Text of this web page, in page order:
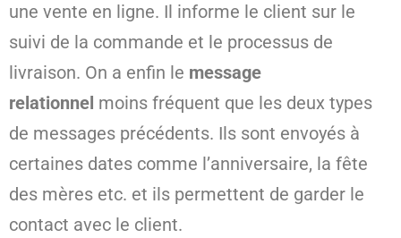
une vente en ligne. Il informe le client sur le
suivi de la commande et le processus de
livraison. On a enfin le message
relationnel moins fréquent que les deux types
de messages précédents. Ils sont envoyés à
certaines dates comme l’anniversaire, la fête
des mères etc. et ils permettent de garder le
contact avec le client.